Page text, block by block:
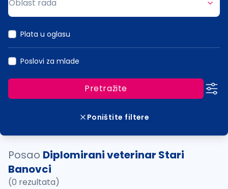
Oblast rada
Plata u oglasu
Poslovi za mlade
Pretražite
Poništite filtere
Posao Diplomirani veterinar Stari
Banovci
(0 rezultata)